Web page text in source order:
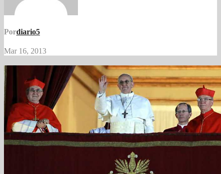
Pordiario5
Mar 16, 2013